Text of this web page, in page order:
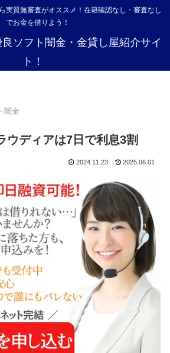
実質無審査がオススメ！在籍確認なし・審査なし
でお金を借りよう！
ソフト闇金・金貸し屋紹介サイ
ト！
闇金
ウディアは7日で利息3割
2024.11.23 2025.06.01